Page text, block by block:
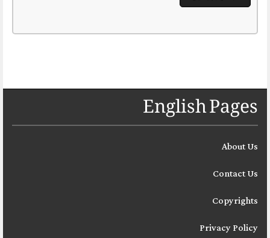
English Pages
About Us
Contact Us
Copyrights
Privacy Policy